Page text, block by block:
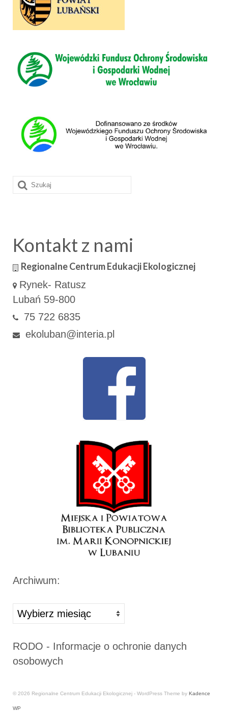
Szuklaj
w:
Kontakt z nami
Regionalne Centrum Edukacji Ekologicznej
Rynek- Ratusz
Lubań 59-800
75 722 6835
ekoluban@interia.pl
Archiwum:
Archiwa
RODO - Informacje o ochronie danych
osobowych
© 2026 Regionalne Centrum Edukacji Ekologicznej - WordPress Theme by Kadence
WP